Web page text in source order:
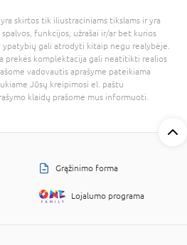
skirtos tik iliustraciniams tikslams ir yra
funkcijos, užrašai ir/ar bet kurios
ypatybių gali atrodyti kitaip negu realybėje.
prekės komplektacija gali neatitikti realios
vadovautis aprašyme pateikiama
Jūsų kreipimosi el. paštu
klaidų prašome mus informuoti.
Grąžinimo forma
Lojalumo programa